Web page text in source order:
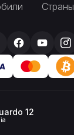
Страны
12